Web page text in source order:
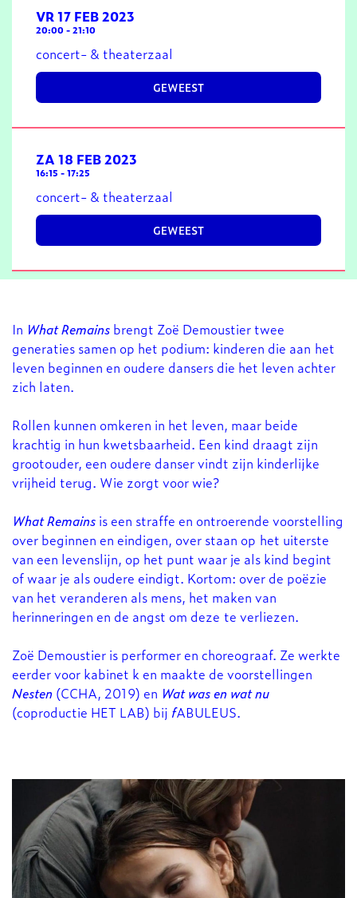
VR 17 FEB 2023
20:00 -21:10
concert- & theaterzaal
GEWEEST
ZA 18 FEB 2023
16:15 -17:25
concert- & theaterzaal
GEWEEST
In What Remains brengt Zoë Demoustier twee
generaties samen op het podium: kinderen die aan het
leven beginnen en oudere dansers die het leven achter
zich laten.
Rollen kunnen omkeren in het leven, maar beide
krachtig in hun kwetsbaarheid. Een kind draagt zijn
grootouder, een oudere danser vindt zijn kinderlijke
vrijheid terug. Wie zorgt voor wie?
What Remains is een straffe en ontroerende voorstelling
over beginnen en eindigen, over staan op het uiterste
van een levenslijn, op het punt waar je als kind begint
of waar je als oudere eindigt. Kortom: over de poëzie
van het veranderen als mens, het maken van
herinneringen en de angst om deze te verliezen.
Zoë Demoustier is performer en choreograaf. Ze werkte
eerder voor kabinet k en maakte de voorstellingen
Nesten (CCHA, 2019) en Wat was en wat nu
(coproductie HET LAB) bij fABULEUS.